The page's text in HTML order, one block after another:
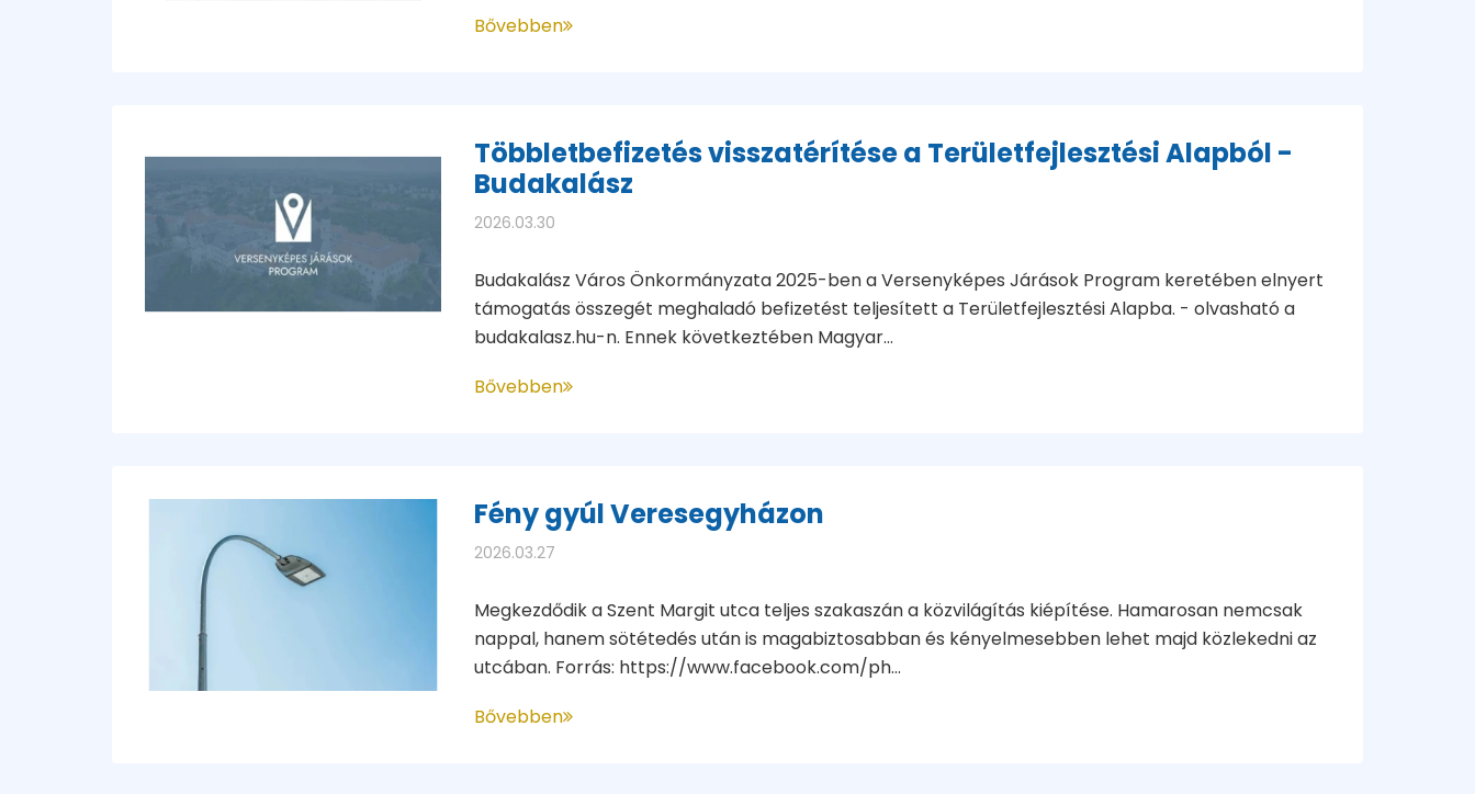
Bővebben
Többletbefizetés visszatérítése a Területfejlesztési Alapból -
Budakalász
2026.03.30
Budakalász Város Önkormányzata 2025-ben a Versenyképes Járások Program keretében elnyert
támogatás összegét meghaladó befizetést teljesített a Területfejlesztési Alapba. - olvasható a
budakalasz.hu-n. Ennek következtében Magyar...
Bővebben
Fény gyúl Veresegyházon
2026.03.27
Megkezdődik a Szent Margit utca teljes szakaszán a közvilágítás kiépítése. Hamarosan nemcsak
nappal, hanem sötétedés után is magabiztosabban és kényelmesebben lehet majd közlekedni az
utcában. Forrás: https://www.facebook.com/ph...
Bővebben